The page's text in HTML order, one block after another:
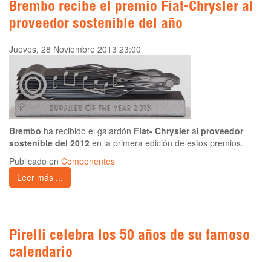
Brembo recibe el premio Fiat-Chrysler al
proveedor sostenible del año
Jueves, 28 Noviembre 2013 23:00
Brembo ha recibido el galardón Fiat- Chrysleral proveedor
sostenible del 2012 en la primera edición de estos premios.
Publicado en Componentes
Leer más ...
Pirelli celebra los 50 años de su famoso
calendario